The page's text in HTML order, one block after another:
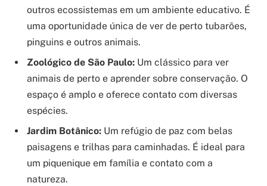
outros ecossistemas em um ambiente educativo. É
uma oportunidade única de ver de perto tubarões,
pinguins e outros animais.
Zoológico de São Paulo: Um clássico para ver
animais de perto e aprender sobre conservação. O
espaço é amplo e oferece contato com diversas
espécies.
Jardim Botânico: Um refúgio de paz com belas
paisagens e trilhas para caminhadas. É ideal para
um piquenique em família e contato com a
natureza.